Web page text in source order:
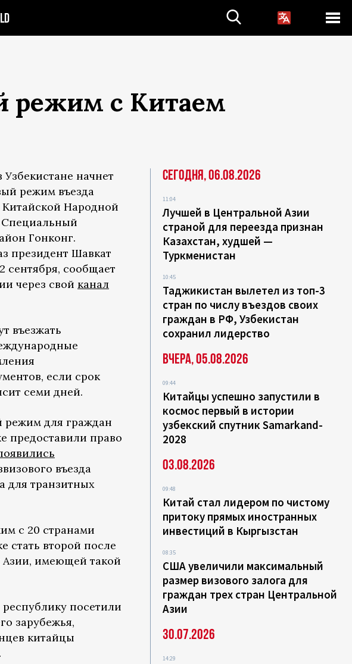
режим с Китаем
Узбекистане начнет
режим въезда
Китайской Народной
Специальный
Гонконг.
президент Шавкат
сентября, сообщает
через свой канал
въезжать
если срок
семи дней.
режим для граждан
предоставили право
въезда
для транзитных
с 20 странами
стать второй после
Азии, имеющей такой
посетили
зарубежья,
китайцы
Сегодня, 06.08.2026
11:04
Лучшей в Центральной Азии
страной для переезда признан
Казахстан, худшей —
Туркменистан
10:45
Таджикистан вылетел из топ-3
стран по числу въездов своих
граждан в РФ, Узбекистан
сохранил лидерство
Вчера, 05.08.2026
09:44
Китайцы успешно запустили в
космос первый в истории
узбекский спутник Samarkand-
2028
03.08.2026
09:48
Китай стал лидером по чистому
притоку прямых иностранных
инвестиций в Кыргызстан
08:35
США увеличили максимальный
размер визового залога для
граждан трех стран Центральной
Азии
30.07.2026
14:29